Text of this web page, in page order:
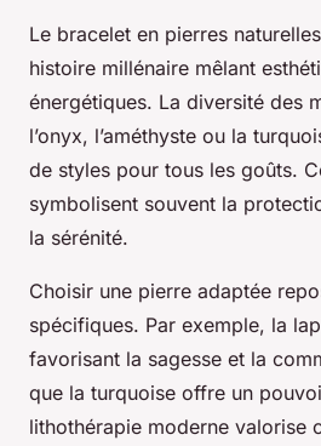
Le bracelet en pierres
histoire millénaire mêlant
énergétiques. La diversité des
l’onyx, l’améthyste ou la
de styles pour tous les goûts.
symbolisent souvent la
la sérénité.
Choisir une pierre adaptée
spécifiques. Par exemple, la
favorisant la sagesse et la
que la turquoise offre un
lithothérapie moderne valorise